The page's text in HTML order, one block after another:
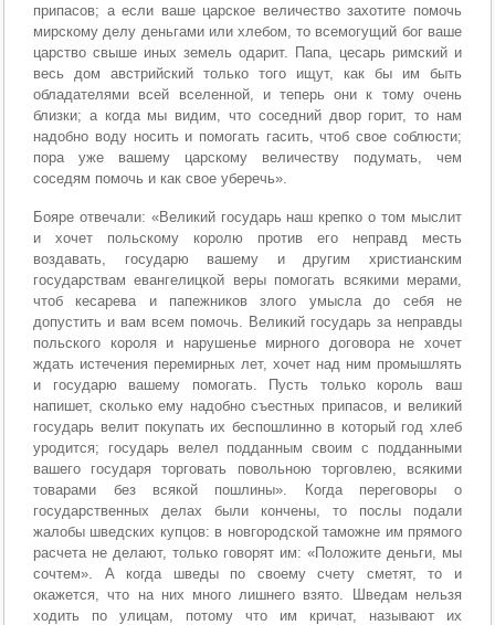
припасов; а если ваше царское величество захотите помочь
мирскому делу деньгами или хлебом, то всемогущий бог ваше
царство свыше иных земель одарит. Папа, цесарь римский и
весь дом австрийский только того ищут, как бы им быть
обладателями всей вселенной, и теперь они к тому очень
близки; а когда мы видим, что соседний двор горит, то нам
надобно воду носить и помогать гасить, чтоб свое соблюсти;
пора уже вашему царскому величеству подумать, чем
соседям помочь и как свое уберечь».
Бояре отвечали: «Великий государь наш крепко о том мыслит
и хочет польскому королю против его неправд месть
воздавать, государю вашему и другим христианским
государствам евангелицкой веры помогать всякими мерами,
чтоб кесарева и папежников злого умысла до себя не
допустить и вам всем помочь. Великий государь за неправды
польского короля и нарушенье мирного договора не хочет
ждать истечения перемирных лет, хочет над ним промышлять
и государю вашему помогать. Пусть только король ваш
напишет, сколько ему надобно съестных припасов, и великий
государь велит покупать их беспошлинно в который год хлеб
уродится; государь велел подданным своим с подданными
вашего государя торговать повольною торговлею, всякими
товарами без всякой пошлины». Когда переговоры о
государственных делах были кончены, то послы подали
жалобы шведских купцов: в новгородской таможне им прямого
расчета не делают, только говорят им: «Положите деньги, мы
сочтем». А когда шведы по своему счету сметят, то и
окажется, что на них много лишнего взято. Шведам нельзя
ходить по улицам, потому что им кричат, называют их